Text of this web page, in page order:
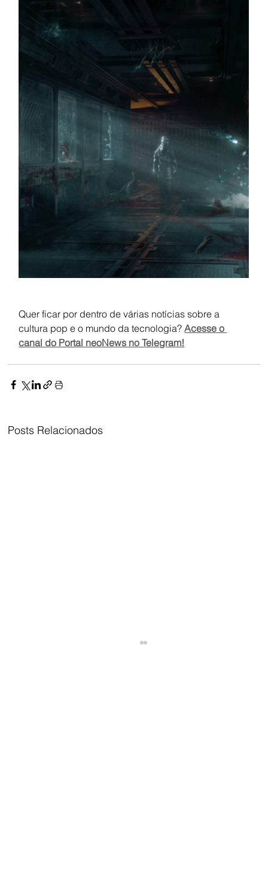
Quer ficar por dentro de várias notícias sobre a
cultura pop e o mundo da tecnologia? Acesse o
canal do Portal neoNews no Telegram!
Posts Relacionados